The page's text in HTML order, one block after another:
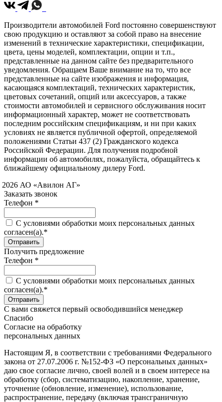
Производители автомобилей Ford постоянно совершенствуют
свою продукцию и оставляют за собой право на внесение
изменений в технические характеристики, спецификации,
цвета, цены моделей, комплектации, опции и т.п.,
представленные на данном сайте без предварительного
уведомления. Обращаем Ваше внимание на то, что все
представленные на сайте изображения и информация,
касающаяся комплектаций, технических характеристик,
цветовых сочетаний, опций или аксессуаров, а также
стоимости автомобилей и сервисного обслуживания носит
информационный характер, может не соответствовать
последним российским спецификациям, и ни при каких
условиях не является публичной офертой, определяемой
положениями Статьи 437 (2) Гражданского кодекса
Российской Федерации. Для получения подробной
информации об автомобилях, пожалуйста, обращайтесь к
ближайшему официальному дилеру Ford.
АО «Авилон АГ»
Заказать звонок
Телефон *
C условиями обработки моих персональных данных
согласен(а).*
Получить предложение
Телефон *
C условиями обработки моих персональных данных
согласен(а).*
С вами свяжется первый освободившийся менеджер
Спасибо
Согласие на обработку
персональных данных
Настоящим Я, в соответствии с требованиями Федерального
закона от 27.07.2006 г. №152-ФЗ «О персональных данных»
даю свое согласие лично, своей волей и в своем интересе на
обработку (сбор, систематизацию, накопление, хранение,
уточнение (обновление, изменение), использование,
распространение, передачу (включая трансграничную